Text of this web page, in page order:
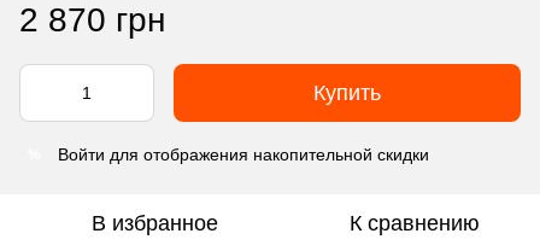
2 870 грн
Купить
Войти для отображения накопительной скидки
В избранное К сравнению